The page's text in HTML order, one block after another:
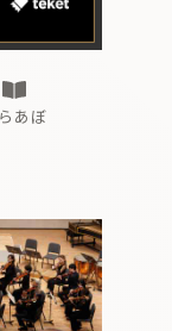
デッセイ
あぼ